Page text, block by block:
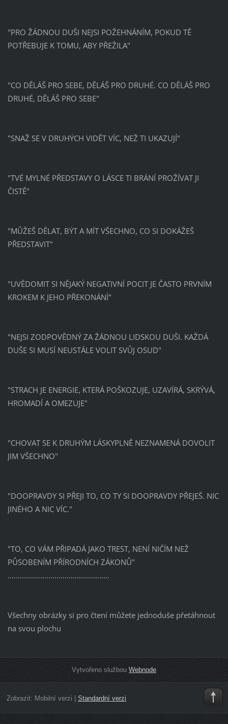
"PRO ŽÁDNOU DUŠI NEJSI POŽEHNÁNÍM, POKUD TĚ
POTŘEBUJE K TOMU, ABY PŘEŽILA"
"CO DĚLÁŠ PRO SEBE, DĚLÁŠ PRO DRUHÉ. CO DĚLÁŠ PRO
DRUHÉ, DĚLÁŠ PRO SEBE"
"SNAŽ SE V DRUHÝCH VIDĚT VÍC, NEŽ TI UKAZUJÍ"
"TVÉ MYLNÉ PŘEDSTAVY O LÁSCE TI BRÁNÍ PROŽÍVAT JI
ČISTĚ"
"MŮŽEŠ DĚLAT, BÝT A MÍT VŠECHNO, CO SI DOKÁŽEŠ
PŘEDSTAVIT"
"UVĚDOMIT SI NĚJAKÝ NEGATIVNÍ POCIT JE ČASTO PRVNÍM
KROKEM K JEHO PŘEKONÁNÍ"
"NEJSI ZODPOVĚDNÝ ZA ŽÁDNOU LIDSKOU DUŠI. KAŽDÁ
DUŠE SI MUSÍ NEUSTÁLE VOLIT SVŮJ OSUD"
"STRACH JE ENERGIE, KTERÁ POŠKOZUJE, UZAVÍRÁ, SKRÝVÁ,
HROMADÍ A OMEZUJE"
"CHOVAT SE K DRUHÝM LÁSKYPLNĚ NEZNAMENÁ DOVOLIT
JIM VŠECHNO"
"DOOPRAVDY SI PŘEJI TO, CO TY SI DOOPRAVDY PŘEJEŠ. NIC
JINÉHO A NIC VÍC."
"TO, CO VÁM PŘIPADÁ JAKO TREST, NENÍ NIČÍM NEŽ
PŮSOBENÍM PŘÍRODNÍCH ZÁKONŮ"
..................................................
Všechny obrázky si pro čtení můžete jednoduše přetáhnout
na svou plochu
Vytvořeno službou Webnode
Zobrazit: Mobilní verzi Standardní verzi